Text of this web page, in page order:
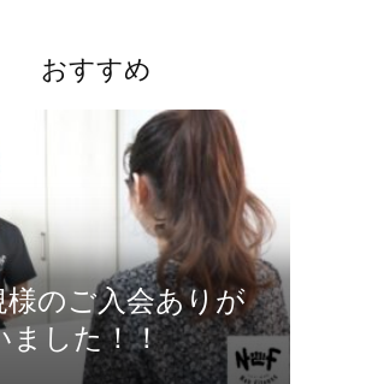
おすすめ
のご入会ありが
した！！